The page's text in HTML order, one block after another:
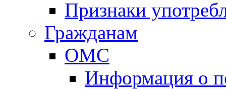
Признаки
Гражданам
ОМС
Информация о